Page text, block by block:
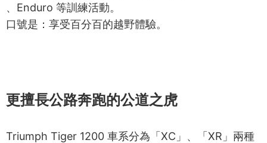
、Enduro 等訓練活動。
口號是：享受百分百的越野體驗。
更擅長公路奔跑的公道之虎
Triumph Tiger 1200 車系分為「XC」、「XR」兩種